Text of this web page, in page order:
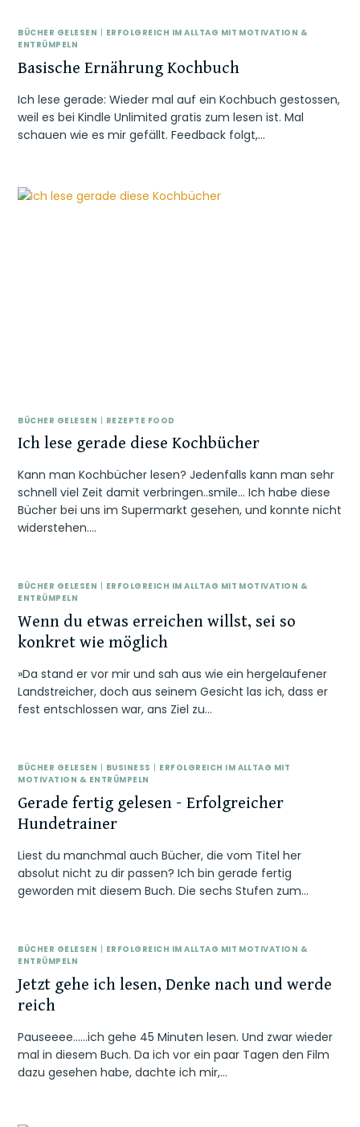
BÜCHER GELESEN | ERFOLGREICH IM ALLTAG MIT MOTIVATION &
ENTRÜMPELN
Basische Ernährung Kochbuch
Ich lese gerade: Wieder mal auf ein Kochbuch gestossen,
weil es bei Kindle Unlimited gratis zum lesen ist. Mal
schauen wie es mir gefällt. Feedback folgt,…
BÜCHER GELESEN | REZEPTE FOOD
Ich lese gerade diese Kochbücher
Kann man Kochbücher lesen? Jedenfalls kann man sehr
schnell viel Zeit damit verbringen..smile… Ich habe diese
Bücher bei uns im Supermarkt gesehen, und konnte nicht
widerstehen….
BÜCHER GELESEN
ERFOLGREICH IM ALLTAG MIT MOTIVATION &
ENTRÜMPELN
Wenn du etwas erreichen willst, sei so
konkret wie möglich
»Da stand er vor mir und sah aus wie ein hergelaufener
Landstreicher, doch aus seinem Gesicht las ich, dass er
fest entschlossen war, ans Ziel zu…
BÜCHER GELESEN BUSINESS
ERFOLGREICH IM ALLTAG MIT
MOTIVATION & ENTRÜMPELN
Gerade fertig gelesen – Erfolgreicher
Hundetrainer
Liest du manchmal auch Bücher, die vom Titel her
absolut nicht zu dir passen? Ich bin gerade fertig
geworden mit diesem Buch. Die sechs Stufen zum…
BÜCHER GELESEN | ERFOLGREICH IM ALLTAG MIT MOTIVATION &
ENTRÜMPELN
Jetzt gehe ich lesen, Denke nach und werde
reich
Pauseeee……ich gehe 45 Minuten lesen. Und zwar wieder
mal in diesem Buch. Da ich vor ein paar Tagen den Film
dazu gesehen habe, dachte ich mir,…